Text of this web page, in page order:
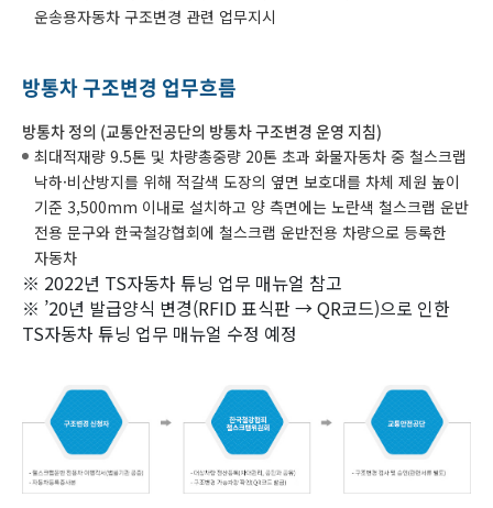
운송용자동차 구조변경 관련 업무지시
방통차 구조변경 업무흐름
방통차 정의 (교통안전공단의 방통차 구조변경 운영 지침)
최대적재량 9.5톤 및 차량총중량 20톤 초과 화물자동차 중 철스크랩
낙하·비산방지를 위해 적갈색 도장의 옆면 보호대를 차체 제원 높이
기준 3,500mm 이내로 설치하고 양 측면에는 노란색 철스크랩 운반
전용 문구와 한국철강협회에 철스크랩 운반전용 차량으로 등록한
자동차
※ 2022년 TS자동차 튜닝 업무 매뉴얼 참고
※ ’20년 발급양식 변경(RFID 표식판 → QR코드)으로 인한
TS자동차 튜닝 업무 매뉴얼 수정 예정